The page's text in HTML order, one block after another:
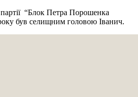
“Блок Петра Порошенка
був селищним головою Іванич.